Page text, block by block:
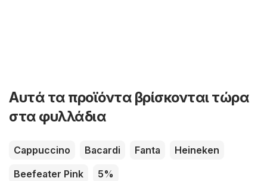
Αυτά τα προϊόντα βρίσκονται τώρα
στα φυλλάδια
Cappuccino Bacardi Fanta
Heineken
Beefeater Pink
5%